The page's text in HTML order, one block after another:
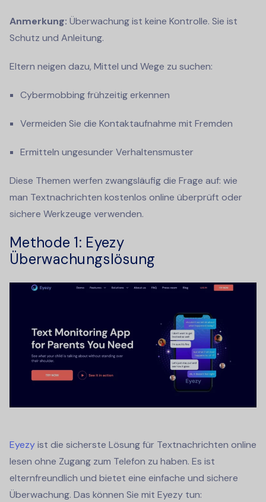
Anmerkung: Überwachung ist keine Kontrolle. Sie ist
Schutz und Anleitung.
Eltern neigen dazu, Mittel und Wege zu suchen:
Cybermobbing frühzeitig erkennen
Vermeiden Sie die Kontaktaufnahme mit Fremden
Ermitteln ungesunder Verhaltensmuster
Diese Themen werfen zwangsläufig die Frage auf: wie
man Textnachrichten kostenlos online überprüft oder
sichere Werkzeuge verwenden.
Methode 1: Eyezy
Überwachungslösung
Eyezyist die sicherste Lösung für Textnachrichten online
lesen ohne Zugang zum Telefon zu haben. Es ist
elternfreundlich und bietet eine einfache und sichere
Überwachung. Das können Sie mit Eyezy tun: